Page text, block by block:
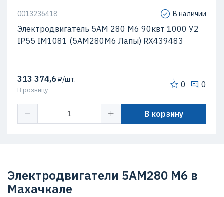
0013236418 В наличии
Электродвигатель 5АМ 280 М6 90квт 1000 У2
IP55 IM1081 (5АМ280М6 Лапы) RX439483
313 374,6₽/шт.
В розницу
0 0
В корзину
Электродвигатели 5АМ280 M6 в
Махачкале